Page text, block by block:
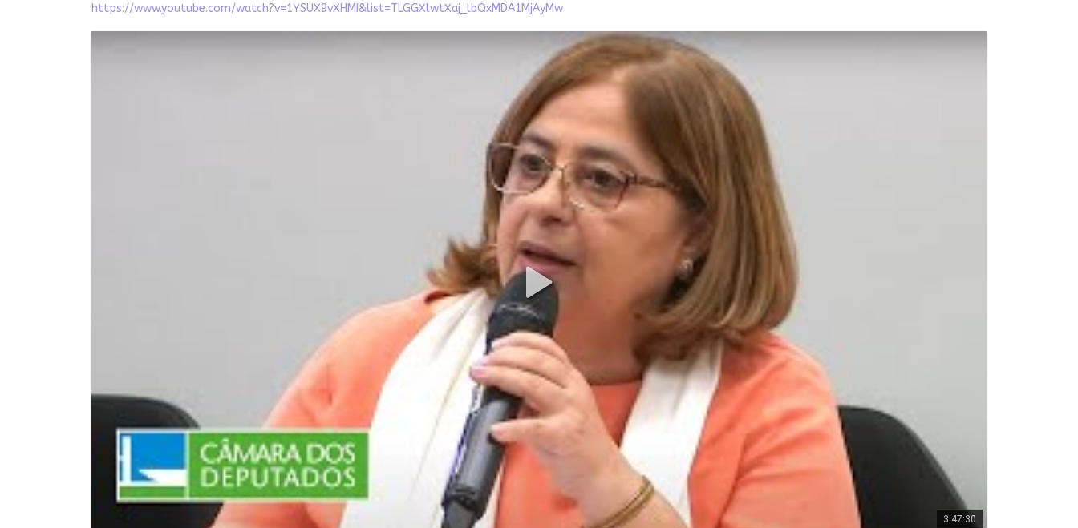
https://www.youtube.com/watch?v=1YSUX9vXHMI&list=TLGGXlwtXaj_lbQxMDA1MjAyMw
3:47:30